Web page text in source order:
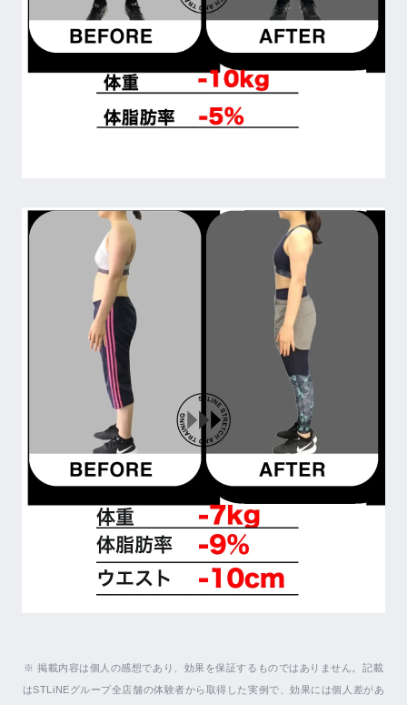
※ 掲載内容は個人の感想であり、効果を保証するものではありません。記載
はSTLiNEグループ全店舗の体験者から取得した実例で、効果には個人差があ